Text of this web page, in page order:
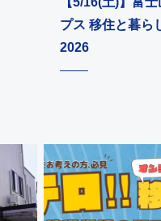
プス 移住と暮ら
2026